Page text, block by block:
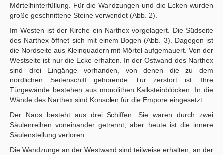
Mörtelhinterfüllung. Für die Wandzungen und die Ecken wurden
große geschnittene Steine verwendet (Abb. 2).
Im Westen ist der Kirche ein Narthex vorgelagert. Die Südseite
des Narthex öffnet sich mit einem Bogen (Abb. 3). Dagegen ist
die Nordseite aus Kleinquadern mit Mörtel aufgemauert. Von der
Westseite ist nur die Ecke erhalten. In der Ostwand des Narthex
sind drei Eingänge vorhanden, von denen die zu dem
nördlichen Seitenschiff gehörende Tür zerstört ist. Ihre
Türgewände bestehen aus monolithen Kalksteinblöcken. In die
Wände des Narthex sind Konsolen für die Empore eingesetzt.
Der Naos besteht aus drei Schiffen. Sie waren durch zwei
Säulenreihen voneinander getrennt, aber heute ist die innere
Säulenstellung verloren.
Die Wandzunge an der Westwand sind teilweise erhalten, an der